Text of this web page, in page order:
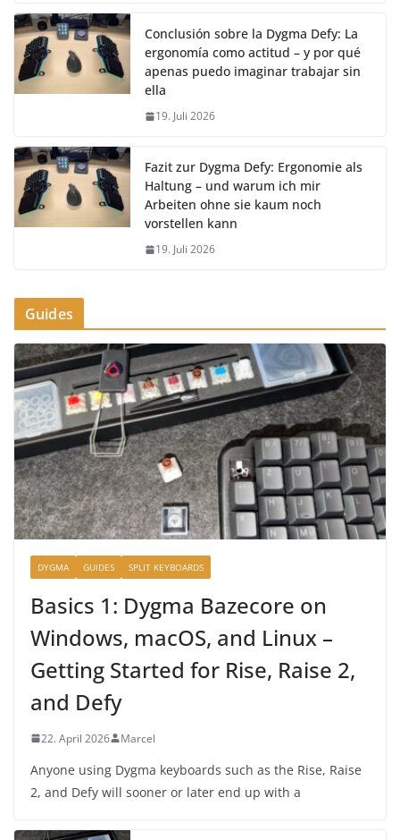
Conclusión sobre la Dygma Defy: La
ergonomía como actitud – y por qué
apenas puedo imaginar trabajar sin
ella
19. Juli 2026
Fazit zur Dygma Defy: Ergonomie als
Haltung – und warum ich mir
Arbeiten ohne sie kaum noch
vorstellen kann
19. Juli 2026
Guides
DYGMA GUIDES SPLIT KEYBOARDS
Basics 1: Dygma Bazecore on
Windows, macOS, and Linux –
Getting Started for Rise, Raise 2,
and Defy
22. April 2026 Marcel
Anyone using Dygma keyboards such as the Rise, Raise
2, and Defy will sooner or later end up with a